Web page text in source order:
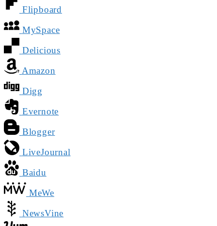
Flipboard
MySpace
Delicious
Amazon
Digg
Evernote
Blogger
LiveJournal
Baidu
MeWe
NewsVine